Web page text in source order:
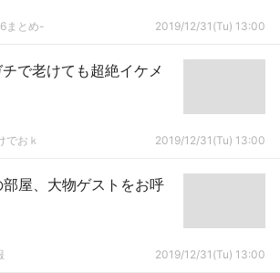
まとめ- 2019/12/31(Tu) 13:00
で老けても超絶イケメ
でおｋ 2019/12/31(Tu) 13:00
屋、大物ゲストをお呼
2019/12/31(Tu) 13:00